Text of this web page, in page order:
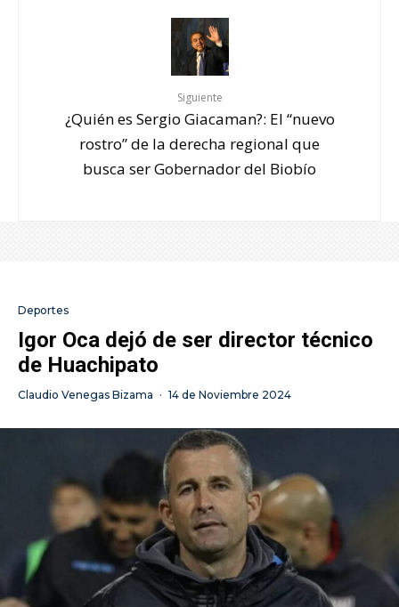
Siguiente
¿Quién es Sergio Giacaman?: El “nuevo
rostro” de la derecha regional que
busca ser Gobernador del Biobío
Deportes
Igor Oca dejó de ser director técnico
de Huachipato
Claudio Venegas Bizama · 14 de Noviembre 2024